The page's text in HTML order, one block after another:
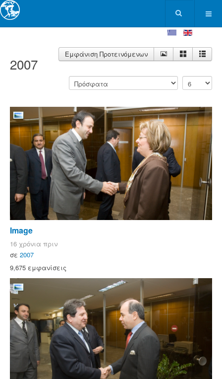
2007
Εμφάνιση Προτεινόμενων
Image
16 χρόνια πριν
σε 2007
9,675 εμφανίσεις